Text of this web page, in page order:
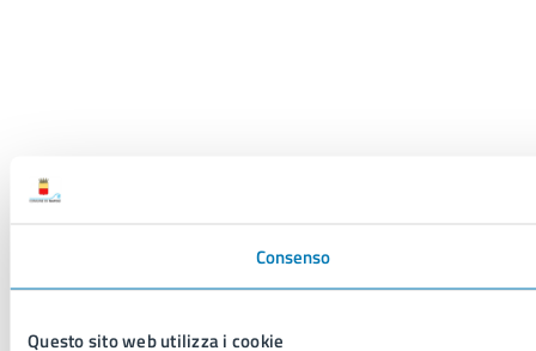
Consenso
Questo sito web utilizza i cookie